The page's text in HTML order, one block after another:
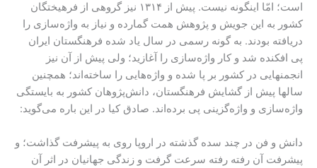
است؛ امّا اینگونه نیست. پیش از ۱۳۱۴ نیز گروهی از فرهیختگان
کشور به این جویش و پژوهش همت گمارده و نیاز به واژه‌سازی را
دریافته بودند. به گونه رسمی در سال یاد شده فرهنگستان ایران
پی افکنده شد و کار واژه‌سازی را آغازید؛ ولی پیش از آن نیز
انجمنهایی در کشور بر پا شده و واژه‌هایی را ساخته‌اند؛ همچنین
سالها پیش از گشایش فرهنگستان، دانش‌پژوهان کشور به بایستگی
واژه‌سازی و واژه‌گزینی پی برده‌اند. صادق کیا در این باره می‌گوید:
دانش و فن در چند سده گذشته در اروپا روی به پیشرفت گذاشت؛ و
پیشرفت آن رفته رفته سرعت گرفت و زندگی جهانیان در اثر آن